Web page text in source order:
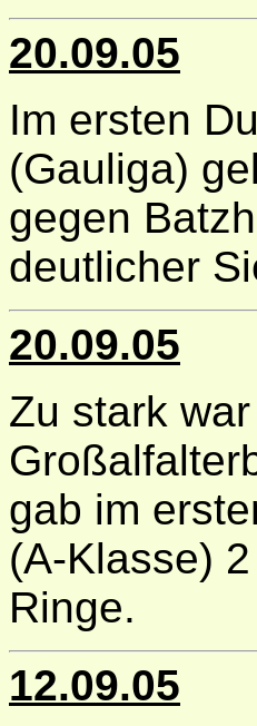
20.09.05
Im ersten
(Gauliga)
gegen
deutlicher
20.09.05
Zu stark
gab im
(A-Klasse)
Ringe.
12.09.05